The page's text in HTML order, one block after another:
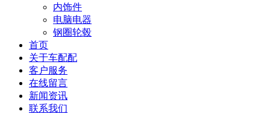
内饰件
电脑电器
钢圈轮毂
首页
关于车配配
客户服务
在线留言
新闻资讯
联系我们